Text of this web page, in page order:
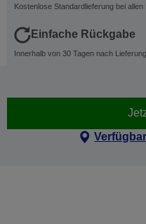
Kostenlose Standardlieferung bei
Einfache Rückgabe
Innerhalb von 30 Tagen nach